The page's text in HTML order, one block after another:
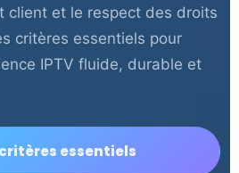
client et le respect des droits
critères essentiels pour
IPTV fluide, durable et
essentiels